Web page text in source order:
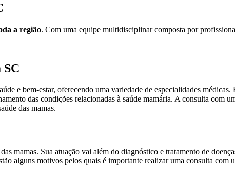
a região. Com uma equipe multidisciplinar composta por
SC
e bem-estar, oferecendo uma variedade de especialidades
das condições relacionadas à saúde mamária. A consulta com
das mamas.
mamas. Sua atuação vai além do diagnóstico e tratamento de
alguns motivos pelos quais é importante realizar uma consulta com